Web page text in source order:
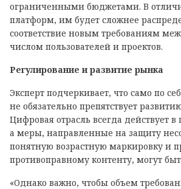
ограниченными бюджетами. В
платформ, им будет сложнее
соответствие новым требованиям
числом пользователей и проектов.
Регулирование и развитие рынка
Эксперт подчеркивает, что само по
не обязательно препятствует
Цифровая отрасль всегда действует
а меры, направленные на защиту
понятную возрастную маркировку и
противоправному контенту, могут
«Однако важно, чтобы объем